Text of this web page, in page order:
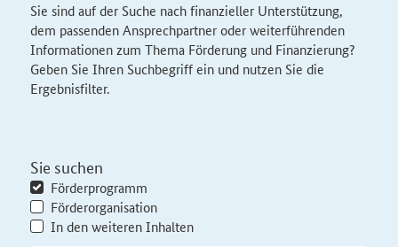
Sie sind auf der Suche nach finanzieller Unterstützung,
dem passenden Ansprechpartner oder weiterführenden
Informationen zum Thema Förderung und Finanzierung?
Geben Sie Ihren Suchbegriff ein und nutzen Sie die
Ergebnisfilter.
Sie suchen
Förderprogramm
Förderorganisation
In den weiteren Inhalten